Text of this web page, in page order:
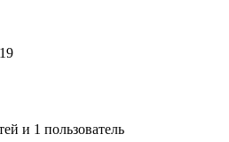
и 1 пользователь